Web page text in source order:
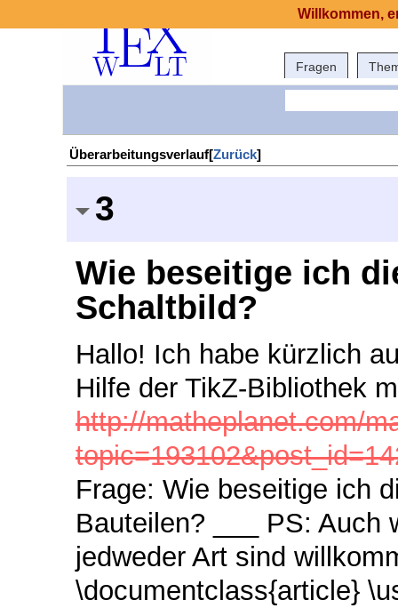
Fragen
Überarbeitungsverlauf[Zurück]
3
Wie beseitige ich
Schaltbild?
Hallo! Ich habe kürzlich
Hilfe der TikZ-Bibliothek
http://matheplanet.com/
Frage: Wie beseitige ich
Bauteilen? ___ PS: Auch
jedweder Art sind
\documentclass{article}
Willkommen,